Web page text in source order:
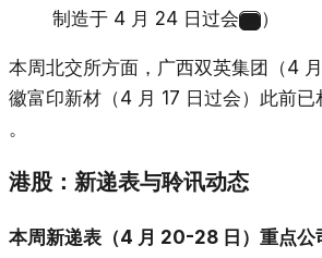
制造于 4 月 24 日过会
）
本周北交所方面，广西双英集团（4
徽富印新材（4 月 17 日过会）此前已
。
港股：新递表与聆讯动态
本周新递表（4 月 20-28 日）重点公